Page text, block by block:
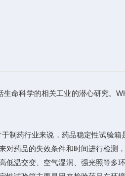
命科学的相关工业的潜心研究。
药行业来说，药品稳定性试验箱
对药品的失效条件和时间进行检测
温交变、空气湿润、强光照等多